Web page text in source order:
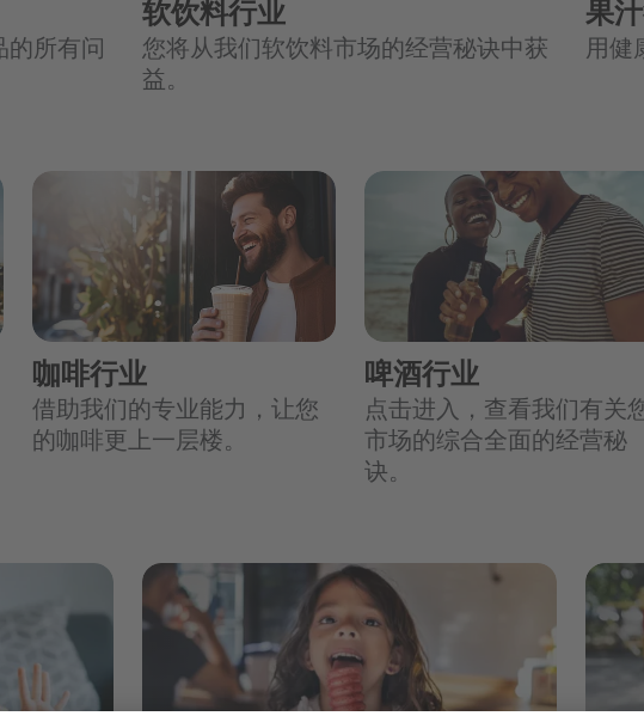
的所有问
软饮料行业
您将从我们软饮料市场的经营秘诀中获
益。
果
用健
咖啡行业
借助我们的专业能力，让您
的咖啡更上一层楼。
啤酒行业
点击进入，查看我们有关
市场的综合全面的经营秘
诀。